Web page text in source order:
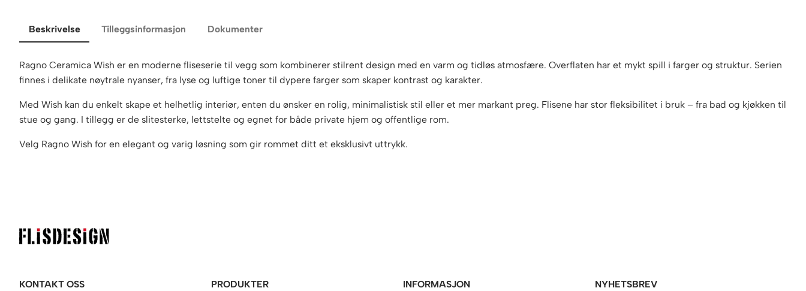
Beskrivelse Tilleggsinformasjon Dokumenter
Ragno Ceramica Wish er en moderne fliseserie til vegg som kombinerer stilrent design med en varm og tidløs atmosfære. Overflaten har et mykt spill i farger og struktur. Serien
finnes i delikate nøytrale nyanser, fra lyse og luftige toner til dypere farger som skaper kontrast og karakter.
Med Wish kan du enkelt skape et helhetlig interiør, enten du ønsker en rolig, minimalistisk stil eller et mer markant preg. Flisene har stor fleksibilitet i bruk – fra bad og kjøkken til
stue og gang. I tillegg er de slitesterke, lettstelte og egnet for både private hjem og offentlige rom.
Velg Ragno Wish for en elegant og varig løsning som gir rommet ditt et eksklusivt uttrykk.
KONTAKT OSS
PRODUKTER
INFORMASJON
NYHETSBREV